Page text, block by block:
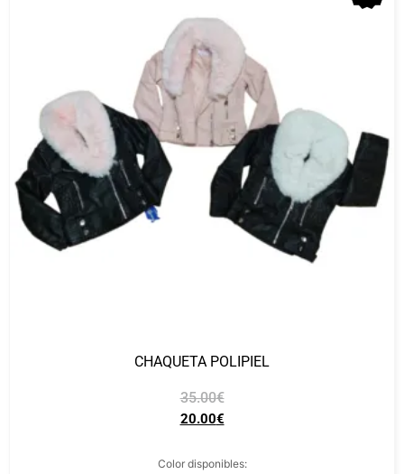
CHAQUETA POLIPIEL
35.00€
20.00€
Color disponibles: